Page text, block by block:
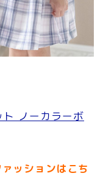
ノーカラーボ
ッションはこち